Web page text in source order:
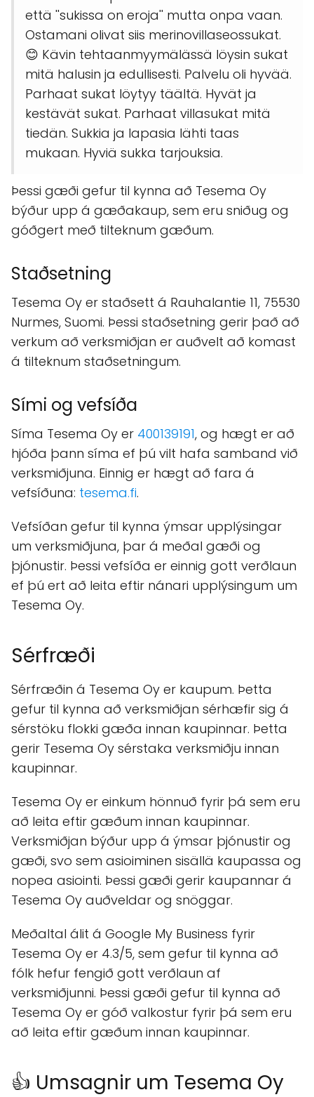
että ''sukissa on eroja'' mutta onpa vaan.
Ostamani olivat siis merinovillaseossukat.
😊 Kävin tehtaanmyymälässä löysin sukat
mitä halusin ja edullisesti. Palvelu oli hyvää.
Parhaat sukat löytyy täältä. Hyvät ja
kestävät sukat. Parhaat villasukat mitä
tiedän. Sukkia ja lapasia lähti taas
mukaan. Hyviä sukka tarjouksia.
Þessi gæði gefur til kynna að Tesema Oy
býður upp á gæðakaup, sem eru sniðug og
góðgert með tilteknum gæðum.
Staðsetning
Tesema Oy er staðsett á Rauhalantie 11, 75530
Nurmes, Suomi. Þessi staðsetning gerir það að
verkum að verksmiðjan er auðvelt að komast
á tilteknum staðsetningum.
Sími og vefsíða
Síma Tesema Oy er 400139191, og hægt er að
hjóða þann síma ef þú vilt hafa samband við
verksmiðjuna. Einnig er hægt að fara á
vefsíðuna: tesema.fi.
Vefsíðan gefur til kynna ýmsar upplýsingar
um verksmiðjuna, þar á meðal gæði og
þjónustir. Þessi vefsíða er einnig gott verðlaun
ef þú ert að leita eftir nánari upplýsingum um
Tesema Oy.
Sérfræði
Sérfræðin á Tesema Oy er kaupum. Þetta
gefur til kynna að verksmiðjan sérhæfir sig á
sérstöku flokki gæða innan kaupinnar. Þetta
gerir Tesema Oy sérstaka verksmiðju innan
kaupinnar.
Tesema Oy er einkum hönnuð fyrir þá sem eru
að leita eftir gæðum innan kaupinnar.
Verksmiðjan býður upp á ýmsar þjónustir og
gæði, svo sem asioiminen sisällä kaupassa og
nopea asiointi. Þessi gæði gerir kaupannar á
Tesema Oy auðveldar og snöggar.
Meðaltal álit á Google My Business fyrir
Tesema Oy er 4.3/5, sem gefur til kynna að
fólk hefur fengið gott verðlaun af
verksmiðjunni. Þessi gæði gefur til kynna að
Tesema Oy er góð valkostur fyrir þá sem eru
að leita eftir gæðum innan kaupinnar.
👍 Umsagnir um Tesema Oy